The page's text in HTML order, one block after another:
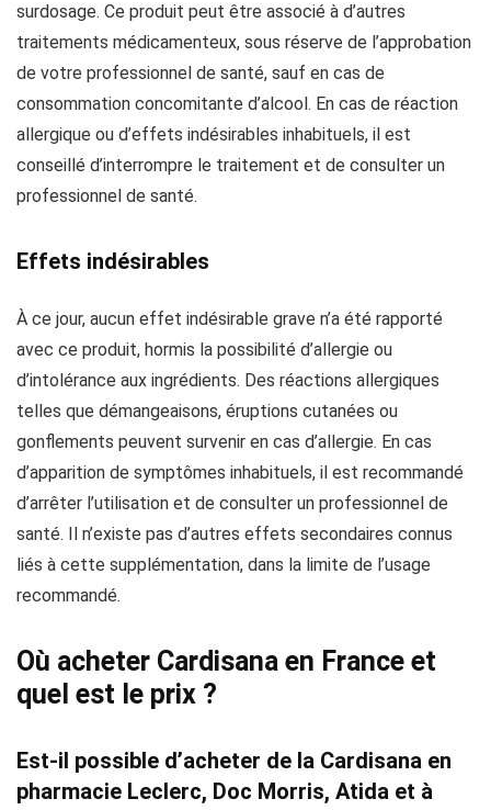
surdosage. Ce produit peut être associé à d’autres
traitements médicamenteux, sous réserve de l’approbation
de votre professionnel de santé, sauf en cas de
consommation concomitante d’alcool. En cas de réaction
allergique ou d’effets indésirables inhabituels, il est
conseillé d’interrompre le traitement et de consulter un
professionnel de santé.
Effets indésirables
À ce jour, aucun effet indésirable grave n’a été rapporté
avec ce produit, hormis la possibilité d’allergie ou
d’intolérance aux ingrédients. Des réactions allergiques
telles que démangeaisons, éruptions cutanées ou
gonflements peuvent survenir en cas d’allergie. En cas
d’apparition de symptômes inhabituels, il est recommandé
d’arrêter l’utilisation et de consulter un professionnel de
santé. Il n’existe pas d’autres effets secondaires connus
liés à cette supplémentation, dans la limite de l’usage
recommandé.
Où acheter Cardisana en France et
quel est le prix ?
Est-il possible d’acheter de la Cardisana en
pharmacie Leclerc, Doc Morris, Atida et à